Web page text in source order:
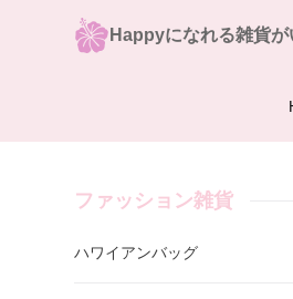
Happyになれる雑貨が
ファッション雑貨
ハワイアンバッグ